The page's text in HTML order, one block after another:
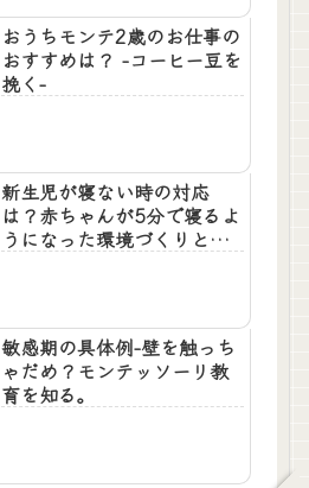
おうちモンテ2歳のお仕事の
おすすめは？ -コーヒー豆を
挽く-
新生児が寝ない時の対応
は？赤ちゃんが5分で寝るよ
うになった環境づくりと
敏感期の具体例-壁を触っち
ゃだめ？モンテッソーリ教
育を知る。